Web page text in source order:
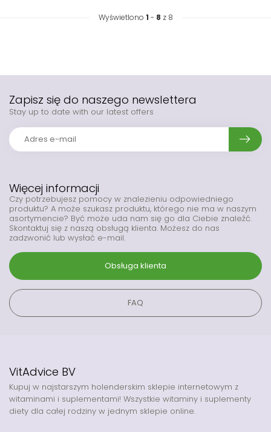
Wyświetlono 1 - 8 z 8
Więcej informacji
Czy potrzebujesz pomocy w znalezieniu odpowiedniego
produktu? A może szukasz produktu, którego nie ma w naszym
asortymencie? Być może uda nam się go dla Ciebie znaleźć.
Skontaktuj się z naszą obsługą klienta. Możesz do nas
zadzwonić lub wysłać e-mail.
Obsługa klienta
FAQ
Zapisz się do naszego newslettera
Stay up to date with our latest offers
VitAdvice BV
Kupuj w najstarszym holenderskim sklepie internetowym z
witaminami i suplementami! Wszystkie witaminy i suplementy
diety dla całej rodziny w jednym sklepie online.